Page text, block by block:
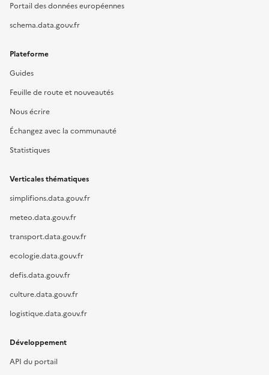
Portail des données européennes
schema.data.gouv.fr
Plateforme
Guides
Feuille de route et nouveautés
Nous écrire
Échangez avec la communauté
Statistiques
Verticales thématiques
simplifions.data.gouv.fr
meteo.data.gouv.fr
transport.data.gouv.fr
ecologie.data.gouv.fr
defis.data.gouv.fr
culture.data.gouv.fr
logistique.data.gouv.fr
Développement
API du portail